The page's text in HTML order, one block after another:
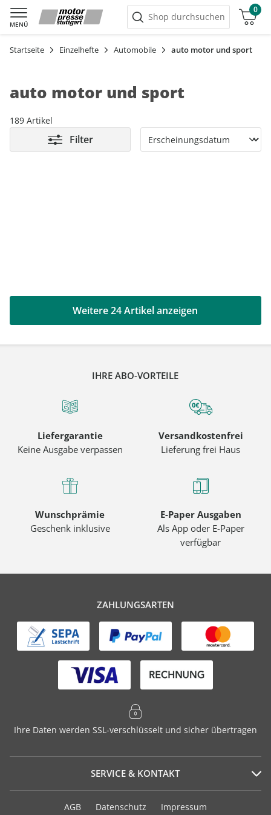
MENÜ
Shop durchsuchen
0
Warenkorb
Startseite Einzelhefte Automobile auto motor und sport
auto motor und sport
189 Artikel
Filter
Weitere 24 Artikel anzeigen
IHRE ABO-VORTEILE
Liefergarantie
Keine Ausgabe verpassen
Versandkostenfrei
Lieferung frei Haus
Wunschprämie
Geschenk inklusive
E-Paper Ausgaben
Als App oder E-Paper
verfügbar
ZAHLUNGSARTEN
Ihre Daten werden SSL-verschlüsselt und sicher übertragen
SERVICE & KONTAKT
Serviceportal
AGB Datenschutz Impressum